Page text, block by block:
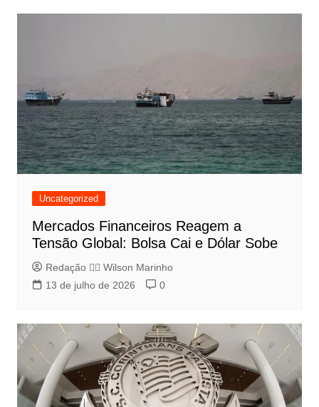
Uncategorized
Mercados Financeiros Reagem a
Tensão Global: Bolsa Cai e Dólar Sobe
Redação 👨‍⚖️​ Wilson Marinho
13 de julho de 2026
0